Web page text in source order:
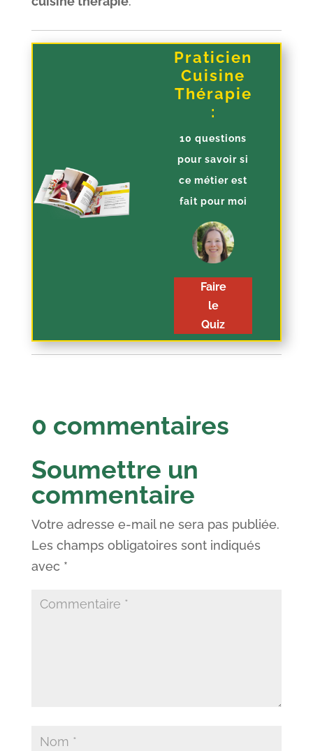
Praticien
Cuisine
Thérapie
:
10 questions
pour savoir si
ce métier est
fait pour moi
Faire
le
Quiz
0 commentaires
Soumettre un
commentaire
Votre adresse e-mail ne sera pas publiée.
Les champs obligatoires sont indiqués
avec *